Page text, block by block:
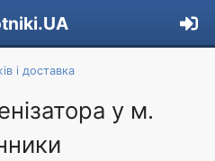
і доставка
у м.